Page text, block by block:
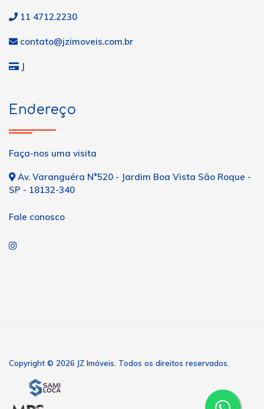
11 4712.2230
contato@jzimoveis.com.br
J
Endereço
Faça-nos uma visita
Av. Varanguéra N°520 - Jardim Boa Vista São Roque -
SP - 18132-340
Fale conosco
Copyright © 2026 JZ Imóveis. Todos os direitos reservados.